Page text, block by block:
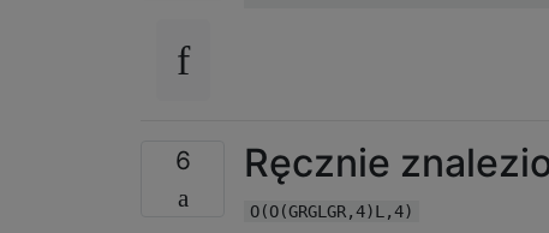
6 Ręcznie
O(O(GRGLGR,4)L,4)